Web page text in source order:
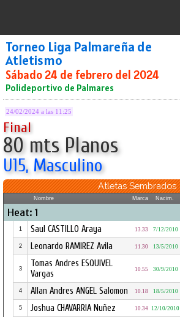
Torneo Liga Palmareña de
Atletismo
Sábado 24 de febrero del 2024
Polideportivo de Palmares
24/02/2024 a las 11:25
Final
80 mts Planos
U15, Masculino
Atletas Sembrados
Nombre Marca Nacim.
Heat: 1
1 Saul CASTILLO Araya 13.33 7/12/2010
2 Leonardo RAMIREZ Avila 11.30 13/5/2010
3
Tomas Andres ESQUIVEL
Vargas
10.55 30/9/2010
4 Allan Andres ANGEL Salomon 10.18 18/5/2010
5 Joshua CHAVARRIA Nuñez 10.34 12/10/2010